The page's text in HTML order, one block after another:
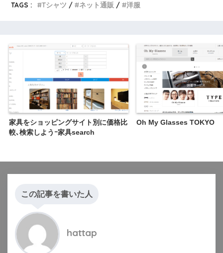
TAGS :
Tシャツ ネット通販 洋服
家具をショッピングサイト別に価格比
較､検索しようｰ家具search
Oh My Glasses TOKYO
この記事を書いた人
hattap